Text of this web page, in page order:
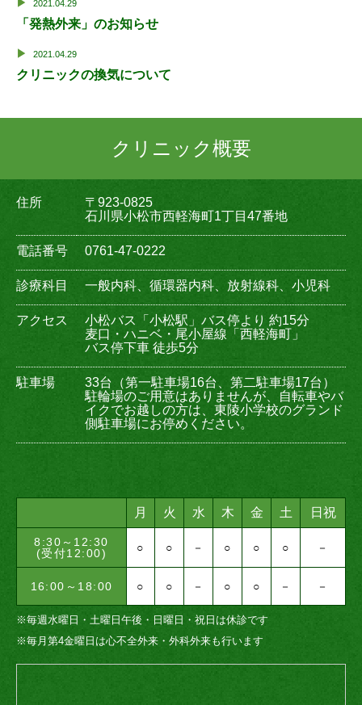
2021.04.29
「発熱外来」のお知らせ
2021.04.29
クリニックの換気について
クリニック概要
住所
〒923-0825
石川県小松市西軽海町1丁目47番地
電話番号 0761-47-0222
診療科目 一般内科、循環器内科、放射線科、小児科
アクセス
小松バス「小松駅」バス停より 約15分
麦口・ハニベ・尾小屋線「西軽海町」
バス停下車 徒歩5分
駐車場
33台（第一駐車場16台、第二駐車場17台）
駐輪場のご用意はありませんが、自転車やバ
イクでお越しの方は、東陵小学校のグランド
側駐車場にお停めください。
月 火 水 木 金 土 日祝
8:30～12:30
(受付12:00)
○ ○ － ○ ○ ○ －
16:00～18:00 ○ ○ － ○ ○ － －
※毎週水曜日・土曜日午後・日曜日・祝日は休診です
※毎月第4金曜日は心不全外来・外科外来も行います